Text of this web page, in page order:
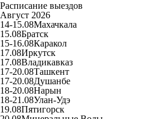
Расписание выездов
Август 2026
14-15.08Махачкала
15.08Братск
15-16.08Каракол
17.08Иркутск
17.08Владикавказ
17-20.08Ташкент
17-20.08Душанбе
18-20.08Нарын
18-21.08Улан-Удэ
19.08Пятигорск